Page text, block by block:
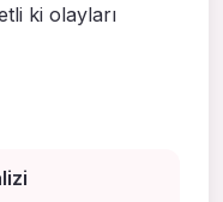
ki olayları